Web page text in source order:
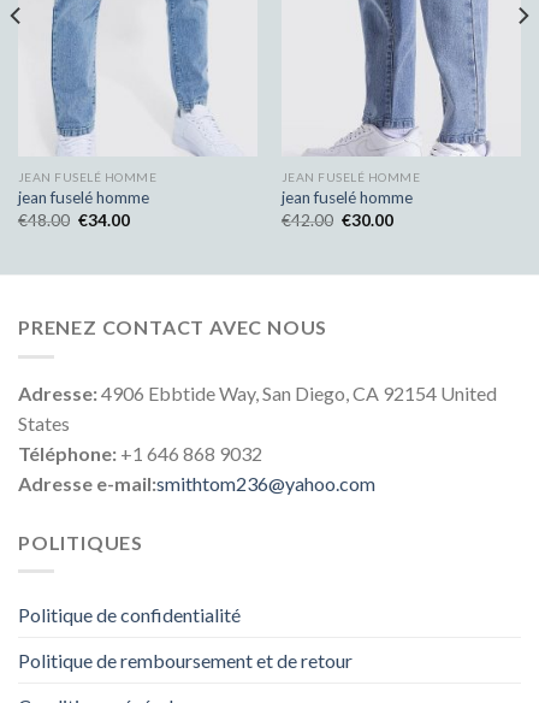
JEAN FUSELÉ HOMME
jean fuselé homme
€48.00 €34.00
JEAN FUSELÉ HOMME
jean fuselé homme
€42.00 €30.00
PRENEZ CONTACT AVEC NOUS
Adresse:4906 Ebbtide Way, San Diego, CA 92154 United
States
Téléphone: +1 646 868 9032
Adresse e-mail:smithtom236@yahoo.com
POLITIQUES
Politique de confidentialité
Politique de remboursement et de retour